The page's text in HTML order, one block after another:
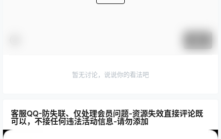
暂无讨论，说说你的看法吧
客服QQ-防失联、仅处理会员问题-资源失效直接评论既
可以，不接任何违法活动信息-请勿添加